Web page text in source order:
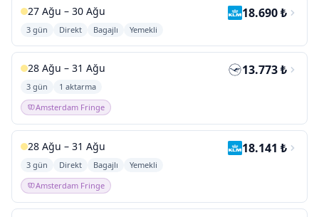
27 Ağu – 30 Ağu
3 gün Direkt Bagajlı Yemekli
18.690 ₺
28 Ağu – 31 Ağu
3 gün
1 aktarma
Amsterdam Fringe
13.773 ₺
28 Ağu – 31 Ağu
3 gün Direkt Bagajlı
Yemekli
Amsterdam Fringe
18.141 ₺